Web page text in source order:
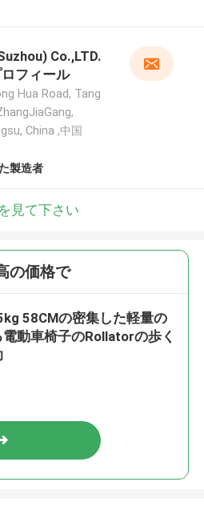
Co.,LTD.
フィール
Hua Road, Tang
China ,中国
製造者
見て下さい
の価格で
58CMの密集した軽量の
電動車椅子のRollatorの歩く